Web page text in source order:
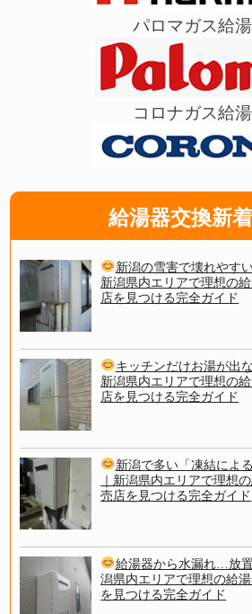
パロマガス給
コロナガス給
給湯器交換新
新潟の雪害で壊れやす
新潟県内エリアで理想の
店を見つける完全ガイド
キッチンだけお湯が出
新潟県内エリアで理想の
店を見つける完全ガイド
新潟で多い「凍結によ
｜新潟県内エリアで理想
売店を見つける完全ガイド
給湯器から水漏れ…放
潟県内エリアで理想の給
を見つける完全ガイド